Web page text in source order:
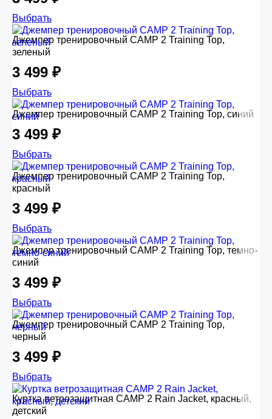
Выбрать
Джемпер тренировочный CAMP 2 Training Top,
зеленый
3 499 ₽
Выбрать
Джемпер тренировочный CAMP 2 Training Top, синий
3 499 ₽
Выбрать
Джемпер тренировочный CAMP 2 Training Top,
красный
3 499 ₽
Выбрать
Джемпер тренировочный CAMP 2 Training Top, темно-
синий
3 499 ₽
Выбрать
Джемпер тренировочный CAMP 2 Training Top,
черный
3 499 ₽
Выбрать
Куртка ветрозащитная CAMP 2 Rain Jacket, красный,
детский